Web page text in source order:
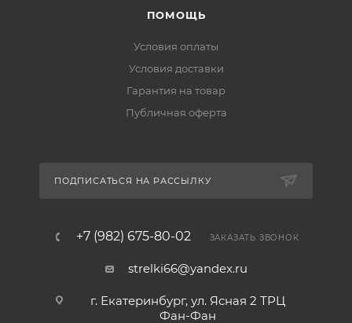
ПОМОЩЬ
Условия оплаты
Условия доставки
Гарантия на товар
Публичная оферта
ПОДПИСАТЬСЯ НА РАССЫЛКУ
+7 (982) 675-80-02 ЗАКАЗАТЬ ЗВОНОК
strelki66@yandex.ru
г. Екатеринбург, ул. Ясная 2 ТРЦ
Фан-Фан